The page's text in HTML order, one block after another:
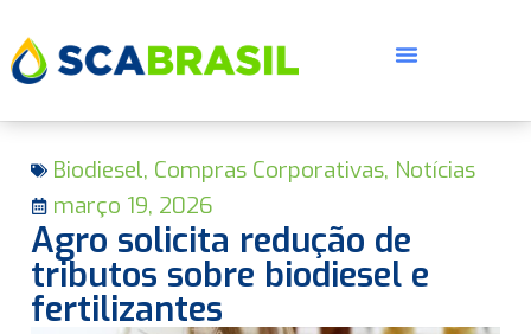
Biodiesel, Compras Corporativas, Notícias
março 19, 2026
Agro solicita redução de
tributos sobre biodiesel e
fertilizantes